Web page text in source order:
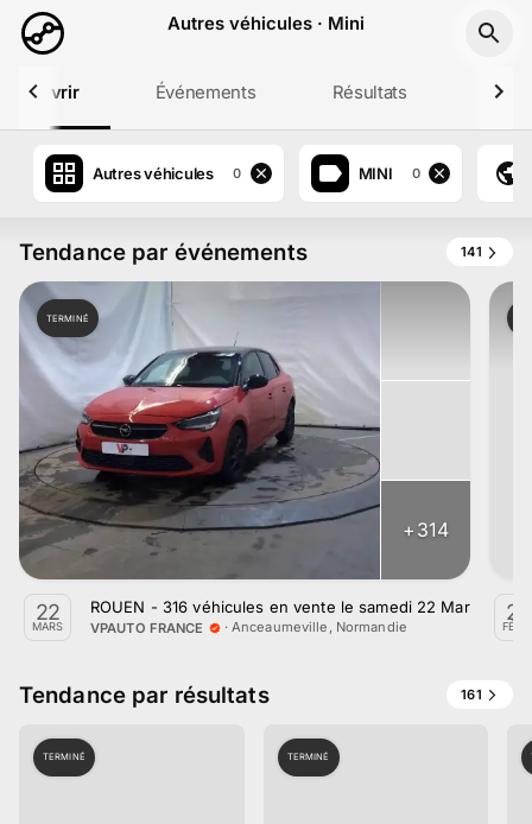
Aller au contenu principal
Autres véhicules · Mini
Événements Résultats
Autres véhicules 0 MINI 0
Tendance par événements 141
TERMINÉ
+ 314
22
MARS
ROUEN - 316 véhicules en vente le samedi 22 Mars
VPAUTO FRANCE · Anceaumeville, Normandie
24
Tendance par résultats 161
TERMINÉ TERMINÉ